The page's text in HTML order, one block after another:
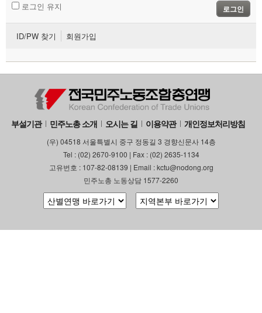
로그인 유지 로그인
ID/PW 찾기 회원가입
부설기관 민주노총 소개 오시는 길 이용약관 개인정보처리방침
(우) 04518 서울특별시 중구 정동길 3 경향신문사 14층
Tel : (02) 2670-9100 | Fax : (02) 2635-1134
고유번호 : 107-82-08139 | Email : kctu@nodong.org
민주노총 노동상담 1577-2260
- 전국 노동상담소 안내
자료
부설기관